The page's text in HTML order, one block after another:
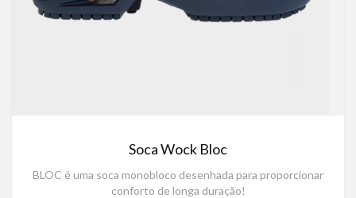
Soca Wock Bloc
BLOC é uma soca monobloco desenhada para proporcionar
conforto de longa duração!